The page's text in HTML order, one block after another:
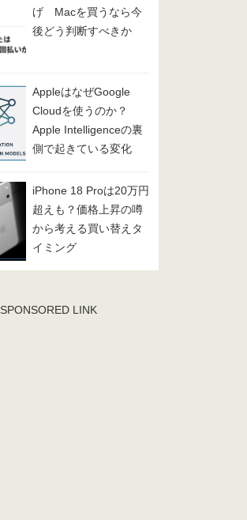
げ Macを買うなら今
後どう判断すべきか
AppleはなぜGoogle
Cloudを使うのか？
Apple Intelligenceの裏
側で起きている変化
iPhone 18 Proは20万円
超えも？価格上昇の噂
から考える買い替えタ
イミング
SPONSORED LINK